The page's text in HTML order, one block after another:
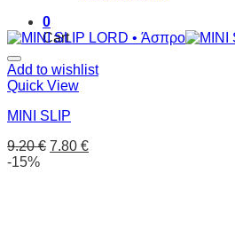
0
Cart
Add to wishlist
Quick View
MINI SLIP
9.20€ 7.80 €
-15%